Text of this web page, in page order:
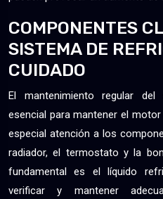
COMPONENTES
SISTEMA DE
CUIDADO
El mantenimiento regular
esencial para mantener el
especial atención a los
radiador, el termostato y la
fundamental es el líquido
verificar y mantener